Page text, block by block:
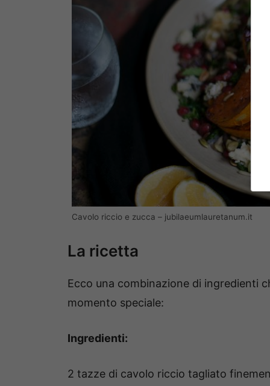
Cavolo riccio e zucca – jubilaeumlauretanum.it
La ricetta
Ecco una combinazione di ingredienti
momento speciale:
Ingredienti:
2 tazze di cavolo riccio tagliato